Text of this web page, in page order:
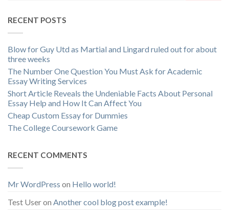
RECENT POSTS
Blow for Guy Utd as Martial and Lingard ruled out for about
three weeks
The Number One Question You Must Ask for Academic
Essay Writing Services
Short Article Reveals the Undeniable Facts About Personal
Essay Help and How It Can Affect You
Cheap Custom Essay for Dummies
The College Coursework Game
RECENT COMMENTS
Mr WordPress on Hello world!
Test Useron Another cool blog post example!